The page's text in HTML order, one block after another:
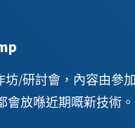
坊/研討會，內容由參
放喺近期嘅新技術。